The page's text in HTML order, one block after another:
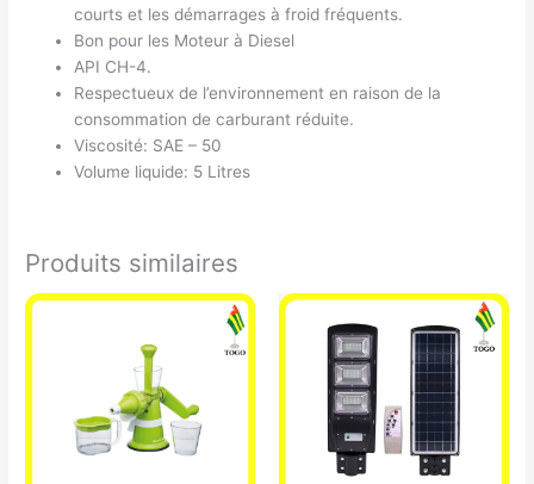
courts et les démarrages à froid fréquents.
Bon pour les Moteur à Diesel
API CH-4.
Respectueux de l’environnement en raison de la
consommation de carburant réduite.
Viscosité: SAE – 50
Volume liquide: 5 Litres
Produits similaires